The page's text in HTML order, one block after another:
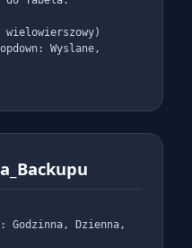
wielowierszowy)
Wyslane,
Godzinna, Dzienna,